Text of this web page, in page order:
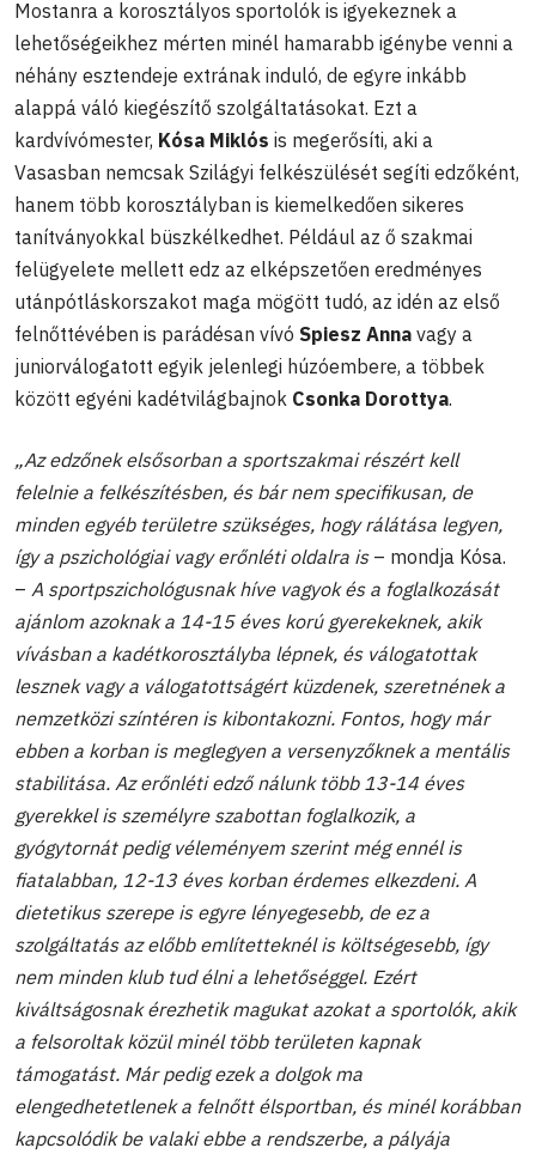
Mostanra a korosztályos sportolók is igyekeznek a
lehetőségeikhez mérten minél hamarabb igénybe venni a
néhány esztendeje extrának induló, de egyre inkább
alappá váló kiegészítő szolgáltatásokat. Ezt a
kardvívómester, Kósa Miklós is megerősíti, aki a
Vasasban nemcsak Szilágyi felkészülését segíti edzőként,
hanem több korosztályban is kiemelkedően sikeres
tanítványokkal büszkélkedhet. Például az ő szakmai
felügyelete mellett edz az elképszetően eredményes
utánpótláskorszakot maga mögött tudó, az idén az első
felnőttévében is parádésan vívó Spiesz Anna vagy a
juniorválogatott egyik jelenlegi húzóembere, a többek
között egyéni kadétvilágbajnok Csonka Dorottya.
„Az edzőnek elsősorban a sportszakmai részért kell
felelnie a felkészítésben, és bár nem specifikusan, de
minden egyéb területre szükséges, hogy rálátása legyen,
így a pszichológiai vagy erőnléti oldalra is– mondja Kósa.
– A sportpszichológusnak híve vagyok és a foglalkozását
ajánlom azoknak a 14-15 éves korú gyerekeknek, akik
vívásban a kadétkorosztályba lépnek, és válogatottak
lesznek vagy a válogatottságért küzdenek, szeretnének a
nemzetközi színtéren is kibontakozni. Fontos, hogy már
ebben a korban is meglegyen a versenyzőknek a mentális
stabilitása. Az erőnléti edző nálunk több 13-14 éves
gyerekkel is személyre szabottan foglalkozik, a
gyógytornát pedig véleményem szerint még ennél is
fiatalabban, 12-13 éves korban érdemes elkezdeni. A
dietetikus szerepe is egyre lényegesebb, de ez a
szolgáltatás az előbb említetteknél is költségesebb, így
nem minden klub tud élni a lehetőséggel. Ezért
kiváltságosnak érezhetik magukat azokat a sportolók, akik
a felsoroltak közül minél több területen kapnak
támogatást. Már pedig ezek a dolgok ma
elengedhetetlenek a felnőtt élsportban, és minél korábban
kapcsolódik be valaki ebbe a rendszerbe, a pályája